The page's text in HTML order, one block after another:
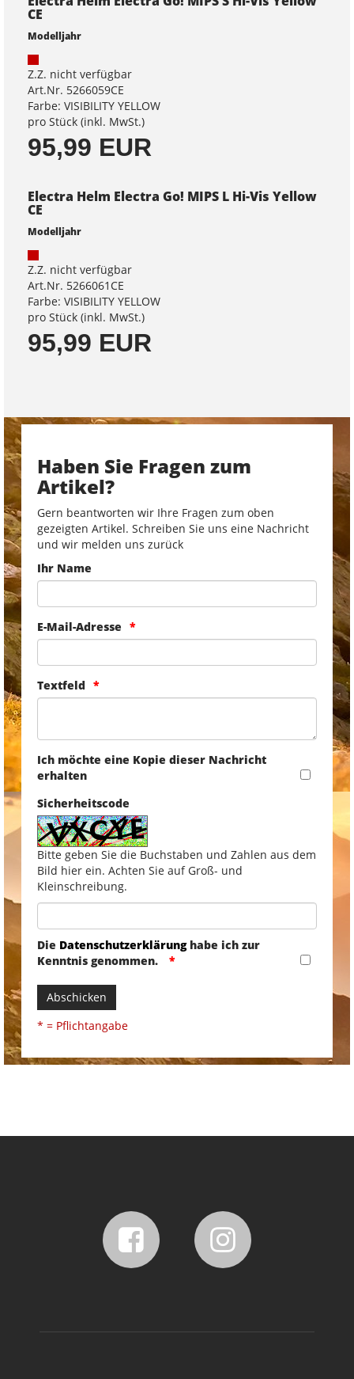
CE
Modelljahr
Z.Z. nicht verfügbar
Art.Nr. 5266059CE
Farbe: VISIBILITY YELLOW
pro Stück (inkl. MwSt.)
95,99 EUR
Electra Helm Electra Go! MIPS L Hi-Vis Yellow
CE
Modelljahr
Z.Z. nicht verfügbar
Art.Nr. 5266061CE
Farbe: VISIBILITY YELLOW
pro Stück (inkl. MwSt.)
95,99 EUR
Haben Sie Fragen zum
Artikel?
Gern beantworten wir Ihre Fragen zum oben
gezeigten Artikel. Schreiben Sie uns eine Nachricht
und wir melden uns zurück
Ihr Name
E-Mail-Adresse
Textfeld
Ich möchte eine Kopie dieser Nachricht
erhalten
Sicherheitscode
Bitte geben Sie die Buchstaben und Zahlen aus dem
Bild hier ein. Achten Sie auf Groß- und
Kleinschreibung.
Die Datenschutzerklärunghabe ich zur
Kenntnis genommen.
Abschicken
* = Pflichtangabe